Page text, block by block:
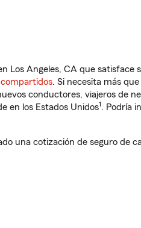
Los Angeles, CA que satisface
compartidos. Si necesita más
conductores, viajeros de
en los Estados Unidos1. Podría
una cotización de seguro de